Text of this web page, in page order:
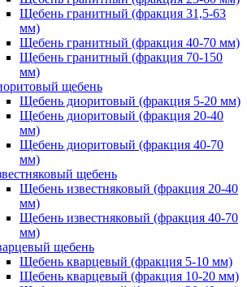
Щебень гранитный (фракция 31,5-63
мм)
Щебень гранитный (фракция 40-70 мм)
Щебень гранитный (фракция 70-150
мм)
щебень
Щебень диоритовый (фракция 5-20 мм)
Щебень диоритовый (фракция 20-40
мм)
Щебень диоритовый (фракция 40-70
мм)
щебень
Щебень известняковый (фракция 20-40
мм)
Щебень известняковый (фракция 40-70
мм)
щебень
Щебень кварцевый (фракция 5-10 мм)
Щебень кварцевый (фракция 10-20 мм)